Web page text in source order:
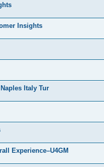
Insights
Italy Tur
Experience–U4GM